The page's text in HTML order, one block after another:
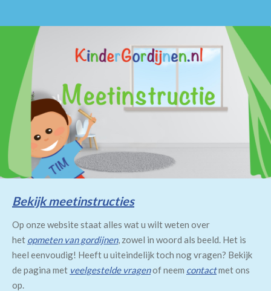
Bekijk meetinstructies
Op onze website staat alles wat u wilt weten over
het opmeten van gordijnen, zowel in woord als beeld. Het is
heel eenvoudig! Heeft u uiteindelijk toch nog vragen? Bekijk
de pagina met veelgestelde vragenof neem contactmet ons
op.